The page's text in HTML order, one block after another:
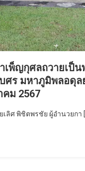
พ็ญกุศลถวายเป็
ศร มหาภูมิพลอดุ
ม 2567
ลิศ พิชิตพรชัย ผู้อำนวยกา